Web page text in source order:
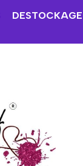
DESTOCKAGE